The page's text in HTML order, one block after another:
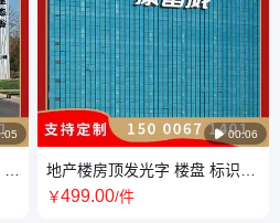
 00:06
地产楼房顶发光字 楼盘 标识招
牌 导视系统 LED亮灯 柚见新意
￥499.00/件